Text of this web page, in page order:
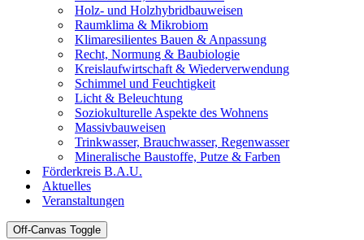
Holz- und Holzhybridbauweisen
Raumklima & Mikrobiom
Klimaresilientes Bauen & Anpassung
Recht, Normung & Baubiologie
Kreislaufwirtschaft & Wiederverwendung
Schimmel und Feuchtigkeit
Licht & Beleuchtung
Soziokulturelle Aspekte des Wohnens
Massivbauweisen
Trinkwasser, Brauchwasser, Regenwasser
Mineralische Baustoffe, Putze & Farben
Förderkreis B.A.U.
Aktuelles
Veranstaltungen
Off-Canvas Toggle